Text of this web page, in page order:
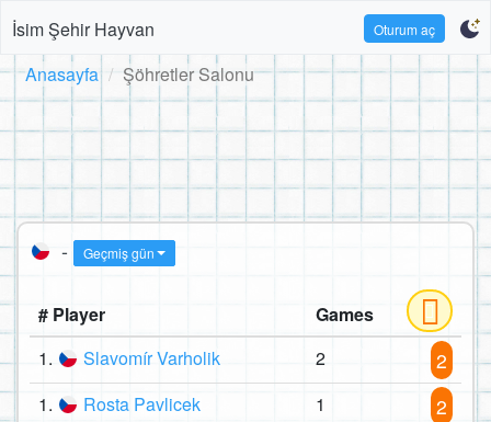
İsim Şehir Hayvan Oturum aç
Anasayfa Şöhretler Salonu
- Geçmiş gün
# Player
Games
1.
Slavomír Varholik 2 2
1. Rosta Pavlicek 1 2